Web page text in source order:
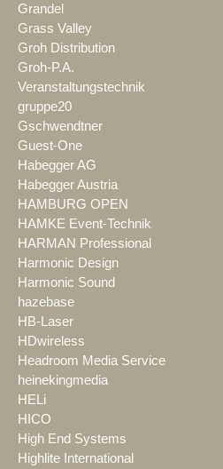
Grandel
Grass Valley
Groh Distribution
Groh-P.A.
Veranstaltungstechnik
gruppe20
Gschwendtner
Guest-One
Habegger AG
Habegger Austria
HAMBURG OPEN
HAMKE Event-Technik
HARMAN Professional
Harmonic Design
Harmonic Sound
hazebase
HB-Laser
HDwireless
Headroom Media Service
heinekingmedia
HELi
HICO
High End Systems
Highlite International